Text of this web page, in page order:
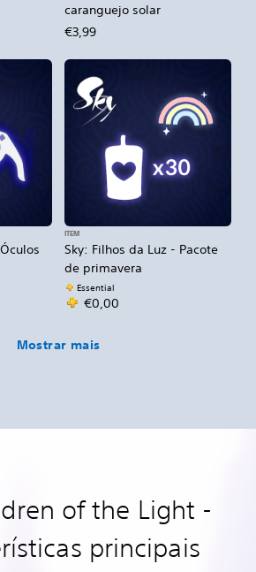
caranguejo solar
€3,99
Sky: Filhos da Luz - Pacote
de primavera
ITEM
Essential
€0,00
Mostrar mais
of the Light -
principais